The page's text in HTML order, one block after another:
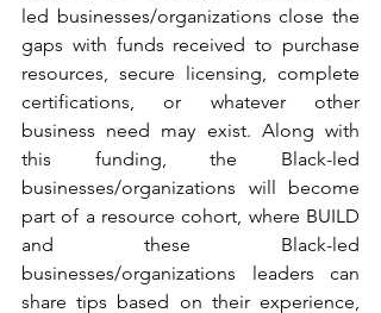
led businesses/organizations close the
gaps with funds received to purchase
resources, secure licensing, complete
certifications, or whatever other
business need may exist. Along with
this funding, the Black-led
businesses/organizations will become
part of a resource cohort, where BUILD
and these Black-led
businesses/organizations leaders can
share tips based on their experience,